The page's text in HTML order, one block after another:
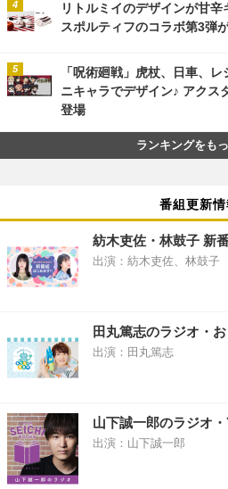
リトルミイのデザインが甘
スポルティフのコラボ第3弾
「呪術廻戦」虎杖、日車、
ニキャラでデザイン♪ アクス
登場
ランキングをも
番組更新情
紡木吏佐・林鼓子 新
出演：紡木吏佐、林鼓子
田丸篤志のラジオ・
出演：田丸篤志
山下誠一郎のラジオ
出演：山下誠一郎